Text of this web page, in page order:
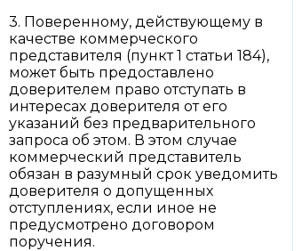
3. Поверенному, действующему в
качестве коммерческого
представителя (пункт 1 статьи 184),
может быть предоставлено
доверителем право отступать в
интересах доверителя от его
указаний без предварительного
запроса об этом. В этом случае
коммерческий представитель
обязан в разумный срок уведомить
доверителя о допущенных
отступлениях, если иное не
предусмотрено договором
поручения.